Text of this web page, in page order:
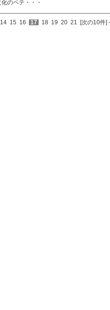
のペテ・・・
14 15 16 17 18 19 20 21 [次の10件]